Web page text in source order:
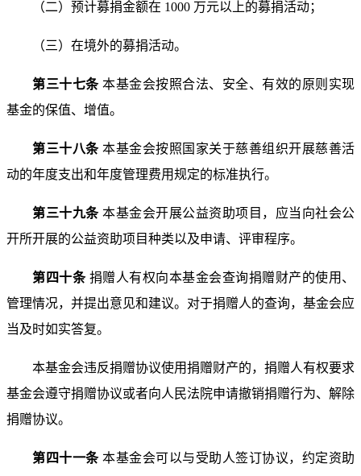
（二）预计募捐金额在 1000 万元以上的募捐活动；
（三）在境外的募捐活动。
第三十七条本基金会按照合法、安全、有效的原则实现
基金的保值、增值。
第三十八条本基金会按照国家关于慈善组织开展慈善活
动的年度支出和年度管理费用规定的标准执行。
第三十九条本基金会开展公益资助项目，应当向社会公
开所开展的公益资助项目种类以及申请、评审程序。
第四十条捐赠人有权向本基金会查询捐赠财产的使用、
管理情况，并提出意见和建议。对于捐赠人的查询，基金会应
当及时如实答复。
本基金会违反捐赠协议使用捐赠财产的，捐赠人有权要求
基金会遵守捐赠协议或者向人民法院申请撤销捐赠行为、 解除
捐赠协议。
第四十一条本基金会可以与受助人签订协议，约定资助